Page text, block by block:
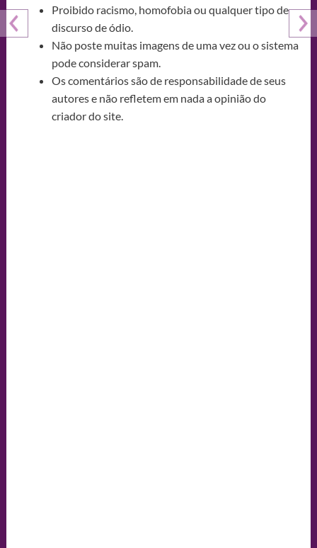
Proibido racismo, homofobia ou qualquer tipo de
discurso de ódio.
Não poste muitas imagens de uma vez ou o sistema
pode considerar spam.
Os comentários são de responsabilidade de seus
autores e não refletem em nada a opinião do
criador do site.